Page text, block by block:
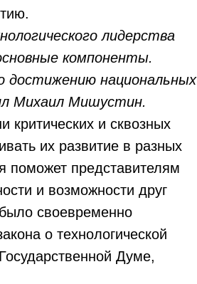
лидерства
компоненты.
достижению национальных
Михаил Мишустин.
критических и сквозных
их развитие в разных
поможет представителям
и возможности друг
своевременно
о технологической
Думе,